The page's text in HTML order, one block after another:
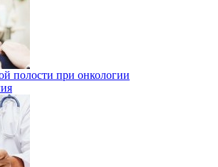
полости при онкологии